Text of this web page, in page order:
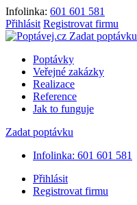
Infolinka: 601 601 581
Přihlásit Registrovat firmu
Zadat poptávku
Poptávky
Veřejné zakázky
Realizace
Reference
Jak to funguje
Zadat poptávku
Infolinka: 601 601 581
Přihlásit
Registrovat firmu